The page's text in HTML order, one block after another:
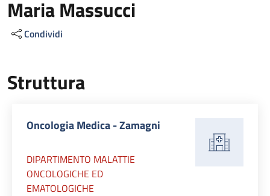
Maria Massucci
Condividi
Struttura
Oncologia Medica - Zamagni
DIPARTIMENTO MALATTIE
ONCOLOGICHE ED
EMATOLOGICHE